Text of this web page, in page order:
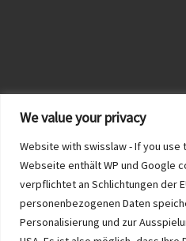
We value your privacy
Website with swisslaw - If you
Webseite enthält WP und Google
verpflichtet an Schlichtungen der
personenbezogenen Daten
Personalisierung und zur